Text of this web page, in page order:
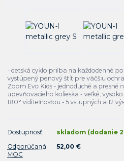
- detská cyklo prilba na každodenné
vystúpený penový štít pre väčšiu
Zoom Evo Kids - jednoduché a presné
upevňovacieho kolieska - veľké,
180° viditeľnosťou - 5 vstupných a 12
Dostupnosť
skladom (dodanie
Odporúčaná
MOC
52,00 €